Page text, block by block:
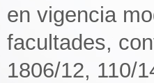
en vigencia
facultades,
1806/12, 110/